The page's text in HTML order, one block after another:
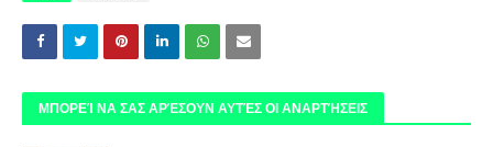
ΜΠΟΡΕΊ ΝΑ ΣΑΣ ΑΡΈΣΟΥΝ ΑΥΤΈΣ ΟΙ ΑΝΑΡΤΉΣΕΙΣ